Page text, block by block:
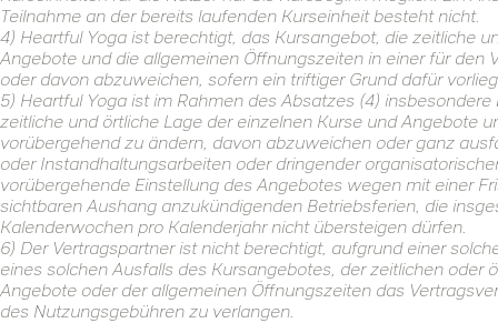
Teilnahme an der bereits laufenden Kurseinheit besteht nicht.
4) Heartful Yoga ist berechtigt, das Kursangebot, die zeitliche
Angebote und die allgemeinen Öffnungszeiten in einer für den
oder davon abzuweichen, sofern ein triftiger Grund dafür
5) Heartful Yoga ist im Rahmen des Absatzes (4)
zeitliche und örtliche Lage der einzelnen Kurse und Angebote
vorübergehend zu ändern, davon abzuweichen oder ganz
oder Instandhaltungsarbeiten oder dringender
vorübergehende Einstellung des Angebotes wegen mit einer
sichtbaren Aushang anzukündigenden Betriebsferien, die
Kalenderwochen pro Kalenderjahr nicht übersteigen dürfen.
6) Der Vertragspartner ist nicht berechtigt, aufgrund einer
eines solchen Ausfalls des Kursangebotes, der zeitlichen oder
Angebote oder der allgemeinen Öffnungszeiten das
des Nutzungsgebühren zu verlangen.